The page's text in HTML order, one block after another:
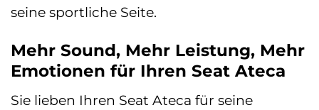
seine sportliche Seite.
Mehr Sound, Mehr Leistung, Mehr
Emotionen für Ihren Seat Ateca
Sie lieben Ihren Seat Ateca für seine